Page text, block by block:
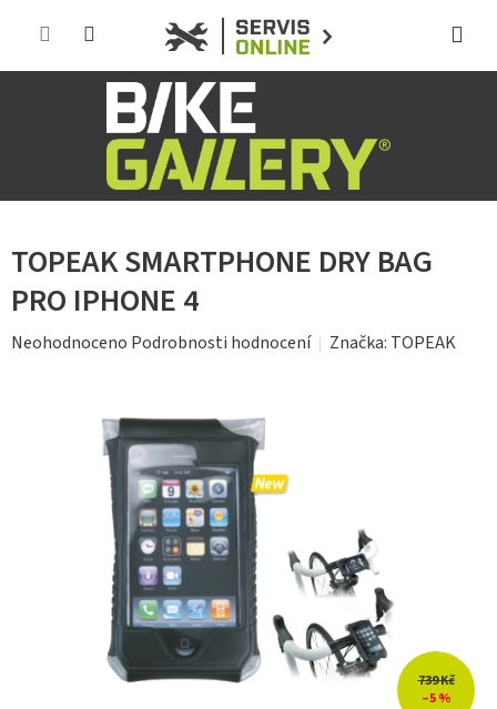
TOPEAK SMARTPHONE DRY BAG
PRO IPHONE 4
Průměrné
Neohodnoceno Podrobnosti hodnocení Značka: TOPEAK
739 Kč
–5 %